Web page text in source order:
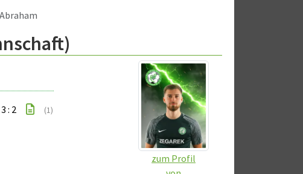
zum Profil
3 : 2 (1)